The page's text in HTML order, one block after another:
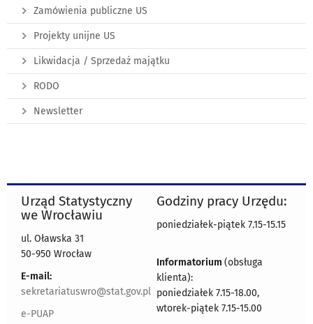
Zamówienia publiczne US
Projekty unijne US
Likwidacja / Sprzedaż majątku
RODO
Newsletter
Urząd Statystyczny
we Wrocławiu
ul. Oławska 31
50-950 Wrocław
E-mail:
sekretariatuswro@stat.gov.pl
e-PUAP
Godziny pracy Urzędu:
poniedziałek-piątek 7.15-15.15
Informatorium (obsługa
klienta):
poniedziałek 7.15-18.00,
wtorek-piątek 7.15-15.00